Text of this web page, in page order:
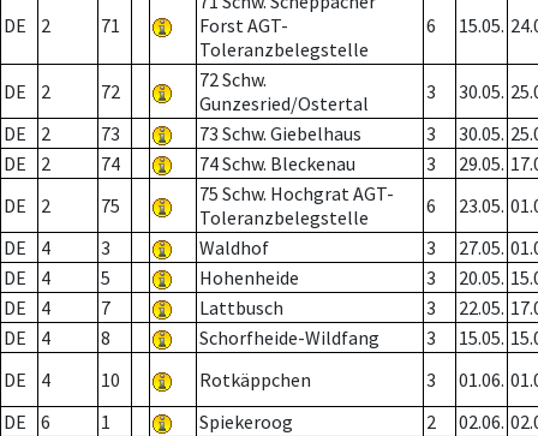
DE 2 71
Forst AGT-
Toleranzbelegstelle
6 15.05.
DE 2 72
72 Schw.
Gunzesried/Ostertal
3 30.05.
DE
2 73 73 Schw. Giebelhaus 3 30.05.
DE
2 74 74 Schw. Bleckenau 3 29.05.
DE
2 75
75 Schw. Hochgrat AGT-
Toleranzbelegstelle
6 23.05.
DE
4 3 Waldhof 3 27.05.
DE
4 5 Hohenheide 3 20.05.
DE
4 7 Lattbusch 3 22.05.
DE
4 8 Schorfheide-Wildfang 3 15.05.
DE
4 10 Rotkäppchen 3 01.06.
DE
6 1 Spiekeroog 2 02.06.